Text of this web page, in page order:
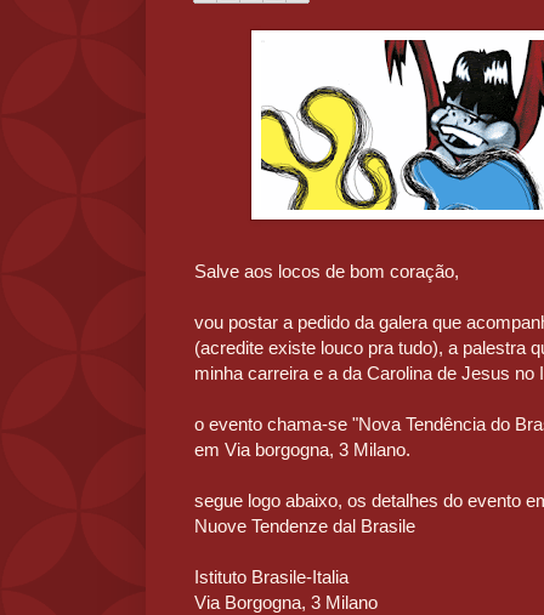
Salve aos locos de bom coração,
vou postar a pedido da galera que
(acredite existe louco pra tudo), a palestra
minha carreira e a da Carolina de Jesus no
o evento chama-se "Nova Tendência do
em Via borgogna, 3 Milano.
segue logo abaixo, os detalhes do evento
Nuove Tendenze dal Brasile
Istituto Brasile-Italia
Via Borgogna, 3 Milano